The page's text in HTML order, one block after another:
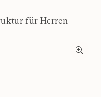
für Herren